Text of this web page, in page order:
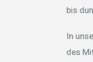
bis
In
des